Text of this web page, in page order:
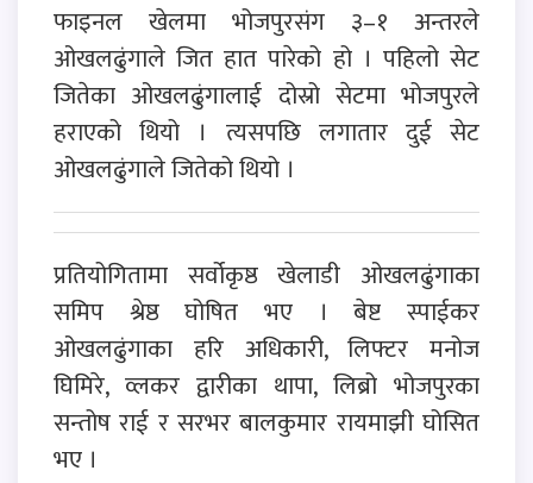
फाइनल खेलमा भोजपुरसंग ३–१ अन्तरले
ओखलढुंगाले जित हात पारेको हो । पहिलो सेट
जितेका ओखलढुंगालाई दोस्रो सेटमा भोजपुरले
हराएको थियो । त्यसपछि लगातार दुई सेट
ओखलढुंगाले जितेको थियो ।
प्रतियोगितामा सर्वोकृष्ठ खेलाडी ओखलढुंगाका
समिप श्रेष्ठ घोषित भए । बेष्ट स्पाईकर
ओखलढुंगाका हरि अधिकारी, लिफ्टर मनोज
घिमिरे, व्लकर द्वारीका थापा, लिब्रो भोजपुरका
सन्तोष राई र सरभर बालकुमार रायमाझी घोसित
भए ।